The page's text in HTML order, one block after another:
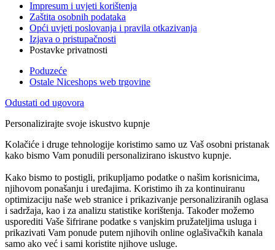
Impresum i uvjeti korištenja
Zaštita osobnih podataka
Opći uvjeti poslovanja i pravila otkazivanja
Izjava o pristupačnosti
Postavke privatnosti
Poduzeće
Ostale Niceshops web trgovine
Odustati od ugovora
Personalizirajte svoje iskustvo kupnje
Kolačiće i druge tehnologije koristimo samo uz Vaš osobni pristanak
kako bismo Vam ponudili personalizirano iskustvo kupnje.
Kako bismo to postigli, prikupljamo podatke o našim korisnicima,
njihovom ponašanju i uređajima. Koristimo ih za kontinuiranu
optimizaciju naše web stranice i prikazivanje personaliziranih oglasa
i sadržaja, kao i za analizu statistike korištenja. Također možemo
usporediti Vaše šifrirane podatke s vanjskim pružateljima usluga i
prikazivati Vam ponude putem njihovih online oglašivačkih kanala
samo ako već i sami koristite njihove usluge.